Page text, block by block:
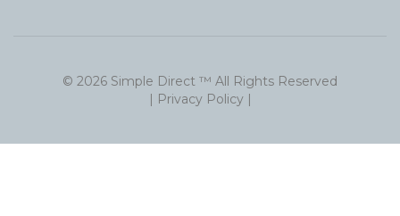
© 2026 Simple Direct ™ All Rights Reserved
| Privacy Policy |